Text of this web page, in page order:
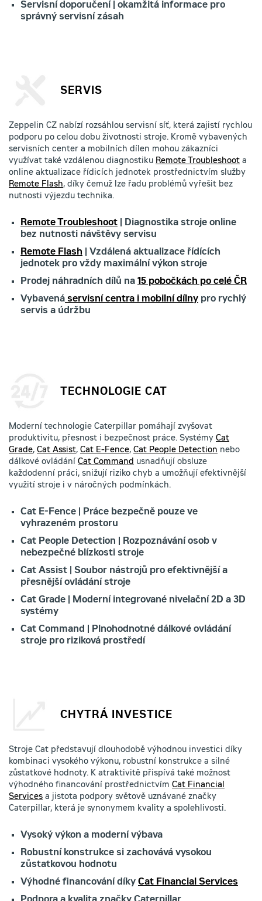
Servisní doporučení | okamžitá informace pro
správný servisní zásah
SERVIS
Zeppelin CZ nabízí rozsáhlou servisní síť, která zajistí rychlou
podporu po celou dobu životnosti stroje. Kromě vybavených
servisních center a mobilních dílen mohou zákazníci
využívat také vzdálenou diagnostiku Remote Troubleshoot a
online aktualizace řídicích jednotek prostřednictvím služby
Remote Flash, díky čemuž lze řadu problémů vyřešit bez
nutnosti výjezdu technika.
Remote Troubleshoot | Diagnostika stroje online
bez nutnosti návštěvy servisu
Remote Flash | Vzdálená aktualizace řídících
jednotek pro vždy maximální výkon stroje
Prodej náhradních dílů na 15 pobočkách po celé ČR
Vybavená servisní centra i mobilní dílny pro rychlý
servis a údržbu
TECHNOLOGIE CAT
Moderní technologie Caterpillar pomáhají zvyšovat
produktivitu, přesnost i bezpečnost práce. Systémy Cat
Grade, Cat Assist, Cat E-Fence, Cat People Detection nebo
dálkové ovládání Cat Command usnadňují obsluze
každodenní práci, snižují riziko chyb a umožňují efektivnější
využití stroje i v náročných podmínkách.
Cat E-Fence | Práce bezpečně pouze ve
vyhrazeném prostoru
Cat People Detection | Rozpoznávání osob v
nebezpečné blízkosti stroje
Cat Assist | Soubor nástrojů pro efektivnější a
přesnější ovládání stroje
Cat Grade | Moderní integrované nivelační 2D a 3D
systémy
Cat Command | Plnohodnotné dálkové ovládání
stroje pro riziková prostředí
CHYTRÁ INVESTICE
Stroje Cat představují dlouhodobě výhodnou investici díky
kombinaci vysokého výkonu, robustní konstrukce a silné
zůstatkové hodnoty. K atraktivitě přispívá také možnost
výhodného financování prostřednictvím Cat Financial
Services a jistota podpory světově uznávané značky
Caterpillar, která je synonymem kvality a spolehlivosti.
Vysoký výkon a moderní výbava
Robustní konstrukce si zachovává vysokou
zůstatkovou hodnotu
Výhodné financování díky Cat Financial Services